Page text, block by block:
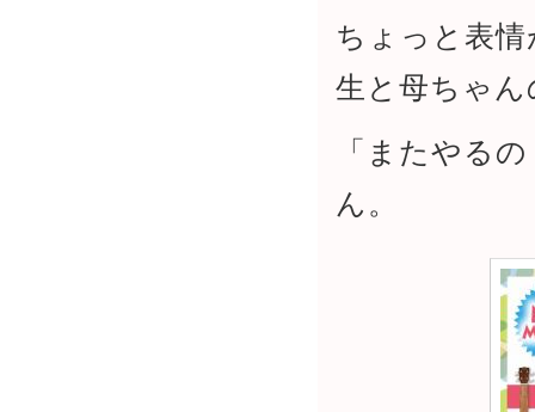
ちょっと表
生と母ちゃ
「またやる
ん。